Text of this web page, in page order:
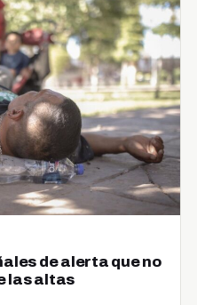
de alerta que no
las altas